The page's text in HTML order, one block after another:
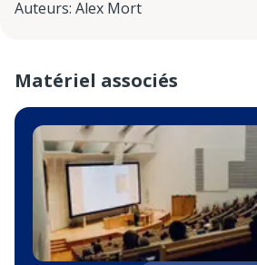
Auteurs: Alex Mort
Matériel associés